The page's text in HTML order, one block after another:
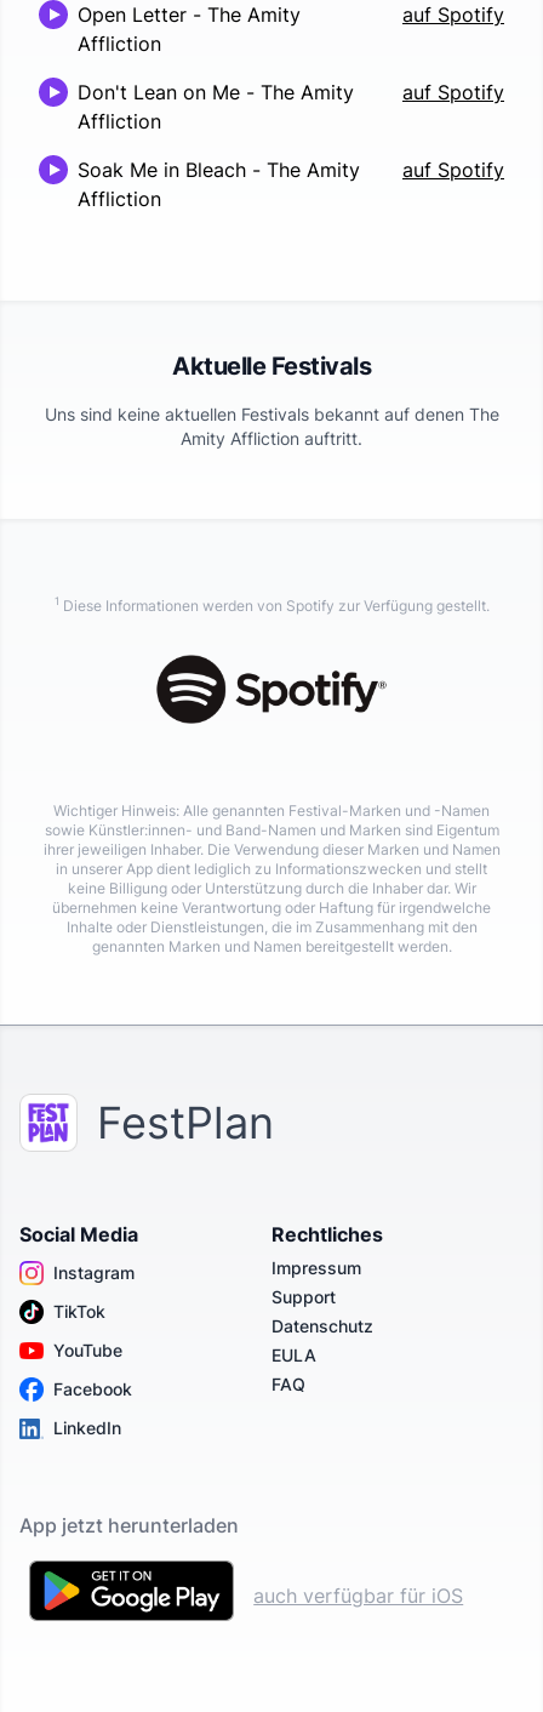
Open Letter - The Amity
Affliction
auf Spotify
Don't Lean on Me - The Amity
Affliction
auf Spotify
Soak Me in Bleach - The Amity
Affliction
auf Spotify
Aktuelle Festivals
Uns sind keine aktuellen Festivals bekannt auf denen The
Amity Affliction auftritt.
1 Diese Informationen werden von Spotify zur Verfügung gestellt.
Wichtiger Hinweis: Alle genannten Festival-Marken und -Namen
sowie Künstler:innen- und Band-Namen und Marken sind Eigentum
ihrer jeweiligen Inhaber. Die Verwendung dieser Marken und Namen
in unserer App dient lediglich zu Informationszwecken und stellt
keine Billigung oder Unterstützung durch die Inhaber dar. Wir
übernehmen keine Verantwortung oder Haftung für irgendwelche
Inhalte oder Dienstleistungen, die im Zusammenhang mit den
genannten Marken und Namen bereitgestellt werden.
FestPlan
Social Media
Instagram
TikTok
YouTube
Facebook
LinkedIn
Rechtliches
Impressum
Support
Datenschutz
EULA
FAQ
App jetzt herunterladen
auch verfügbar für iOS